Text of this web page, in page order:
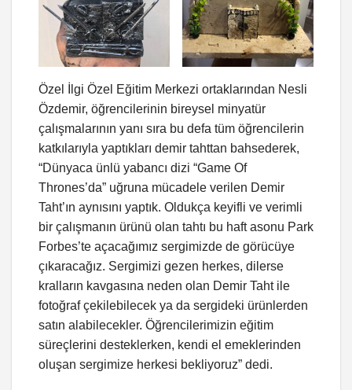
Özel İlgi Özel Eğitim Merkezi ortaklarından Nesli
Özdemir, öğrencilerinin bireysel minyatür
çalışmalarının yanı sıra bu defa tüm öğrencilerin
katkılarıyla yaptıkları demir tahttan bahsederek,
“Dünyaca ünlü yabancı dizi “Game Of
Thrones’da” uğruna mücadele verilen Demir
Taht’ın aynısını yaptık. Oldukça keyifli ve verimli
bir çalışmanın ürünü olan tahtı bu haft asonu Park
Forbes’te açacağımız sergimizde de görücüye
çıkaracağız. Sergimizi gezen herkes, dilerse
kralların kavgasına neden olan Demir Taht ile
fotoğraf çekilebilecek ya da sergideki ürünlerden
satın alabilecekler. Öğrencilerimizin eğitim
süreçlerini desteklerken, kendi el emeklerinden
oluşan sergimize herkesi bekliyoruz” dedi.